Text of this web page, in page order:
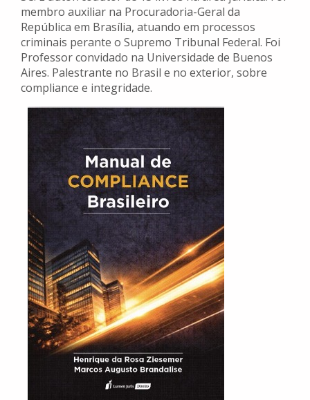
membro auxiliar na Procuradoria-Geral da
República em Brasília, atuando em processos
criminais perante o Supremo Tribunal Federal. Foi
Professor convidado na Universidade de Buenos
Aires. Palestrante no Brasil e no exterior, sobre
compliance e integridade.